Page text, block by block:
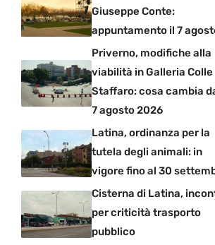
Giuseppe Conte:
appuntamento il 7
Priverno, modifiche alla
viabilità in Galleria Colle
Staffaro: cosa cambia
7 agosto 2026
Latina, ordinanza per la
tutela degli animali: in
vigore fino al 30
Cisterna di Latina,
per criticità trasporto
pubblico